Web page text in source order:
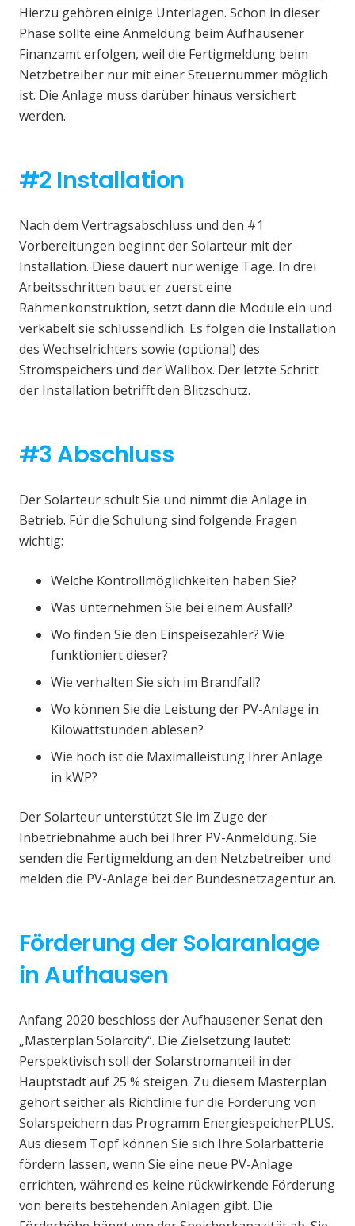
Hierzu gehören einige Unterlagen. Schon in dieser
Phase sollte eine Anmeldung beim Aufhausener
Finanzamt erfolgen, weil die Fertigmeldung beim
Netzbetreiber nur mit einer Steuernummer möglich
ist. Die Anlage muss darüber hinaus versichert
werden.
#2 Installation
Nach dem Vertragsabschluss und den #1
Vorbereitungen beginnt der Solarteur mit der
Installation. Diese dauert nur wenige Tage. In drei
Arbeitsschritten baut er zuerst eine
Rahmenkonstruktion, setzt dann die Module ein und
verkabelt sie schlussendlich. Es folgen die Installation
des Wechselrichters sowie (optional) des
Stromspeichers und der Wallbox. Der letzte Schritt
der Installation betrifft den Blitzschutz.
#3 Abschluss
Der Solarteur schult Sie und nimmt die Anlage in
Betrieb. Für die Schulung sind folgende Fragen
wichtig:
Welche Kontrollmöglichkeiten haben Sie?
Was unternehmen Sie bei einem Ausfall?
Wo finden Sie den Einspeisezähler? Wie
funktioniert dieser?
Wie verhalten Sie sich im Brandfall?
Wo können Sie die Leistung der PV-Anlage in
Kilowattstunden ablesen?
Wie hoch ist die Maximalleistung Ihrer Anlage
in kWP?
Der Solarteur unterstützt Sie im Zuge der
Inbetriebnahme auch bei Ihrer PV-Anmeldung. Sie
senden die Fertigmeldung an den Netzbetreiber und
melden die PV-Anlage bei der Bundesnetzagentur an.
Förderung der Solaranlage
in Aufhausen
Anfang 2020 beschloss der Aufhausener Senat den
„Masterplan Solarcity“. Die Zielsetzung lautet:
Perspektivisch soll der Solarstromanteil in der
Hauptstadt auf 25 % steigen. Zu diesem Masterplan
gehört seither als Richtlinie für die Förderung von
Solarspeichern das Programm EnergiespeicherPLUS.
Aus diesem Topf können Sie sich Ihre Solarbatterie
fördern lassen, wenn Sie eine neue PV-Anlage
errichten, während es keine rückwirkende Förderung
von bereits bestehenden Anlagen gibt. Die